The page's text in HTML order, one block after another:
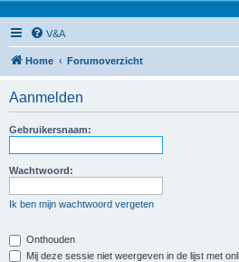
V&A
Home Forumoverzicht
Aanmelden
Gebruikersnaam:
Wachtwoord:
Ik ben mijn wachtwoord vergeten
Onthouden
Mij deze sessie niet weergeven in de lijst met